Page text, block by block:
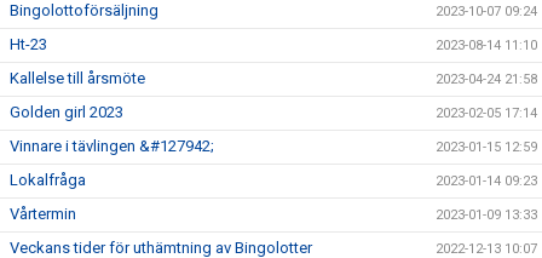
Bingolottoförsäljning 2023-10-07 09:24
Ht-23 2023-08-14 11:10
Kallelse till årsmöte 2023-04-24 21:58
Golden girl 2023 2023-02-05 17:14
Vinnare i tävlingen &#127942; 2023-01-15 12:59
Lokalfråga 2023-01-14 09:23
Vårtermin 2023-01-09 13:33
Veckans tider för uthämtning av Bingolotter 2022-12-13 10:07